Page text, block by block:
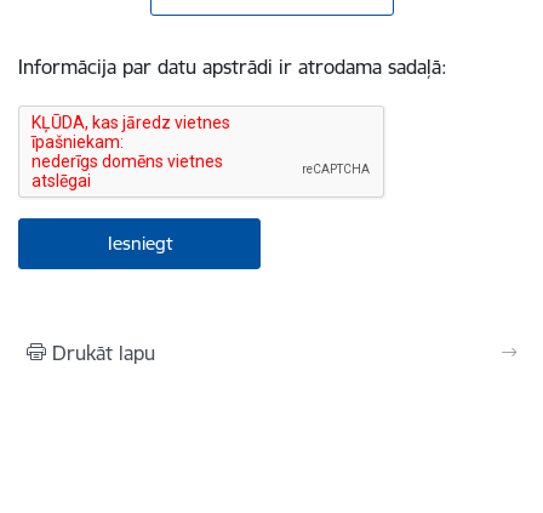
Informācija par datu apstrādi ir atrodama sadaļā:
Drukāt lapu